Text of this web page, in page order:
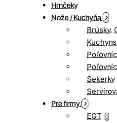
Hrnčeky
Nože / Kuchyňa
Brúsky,
Sekerky
Pre firmy
EGT 0